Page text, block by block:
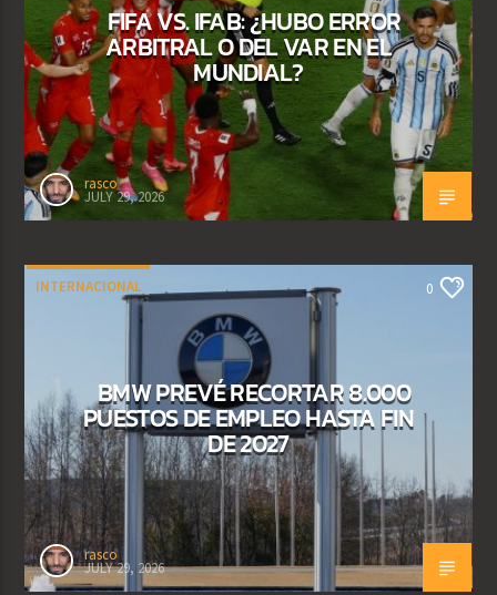
FIFA VS. IFAB: ¿HUBO ERROR
ARBITRAL O DEL VAR EN EL
MUNDIAL?
rasco
JULY 29, 2026
INTERNACIONAL 0
BMW PREVÉ RECORTAR 8.000
PUESTOS DE EMPLEO HASTA FIN
DE 2027
rasco
JULY 29, 2026